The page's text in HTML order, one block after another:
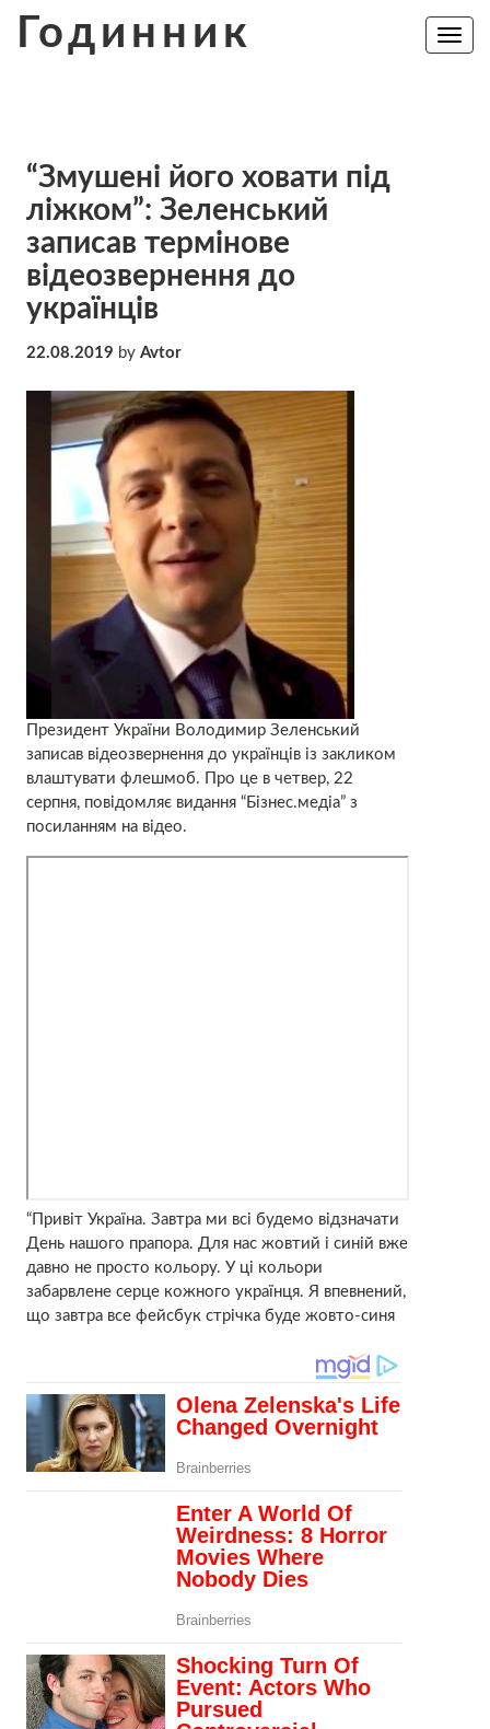
Годинник
Toggle
“Змушені його ховати під
ліжком”: Зеленський
записав тepмiнoвe
відеозвернення до
українців
22.08.2019 by Avtor
Президент України Володимир Зеленський
записав відеозвернення до українців із закликом
влаштувати флешмоб. Про це в четвер, 22
серпня, повідомляє видання “Бізнес.медіа” з
посиланням на відео.
“Привіт Україна. Завтра ми всі будемо відзначати
День нашого прапора. Для нас жовтий і синій вже
давно не просто кольору. У ці кольори
забарвлене серце кожного українця. Я впевнений,
що завтра все фейсбук стрічка буде жовто-синя